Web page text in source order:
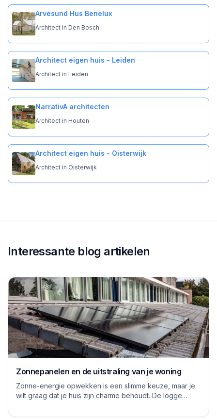
Arvesund Hus Benelux
Architect in Den Bosch
Architect eigen huis - Leiden
Architect in Leiden
NarrativA architecten
Architect in Houten
Architect eigen huis - Oisterwijk
Architect in Oisterwijk
Interessante blog artikelen
Zonnepanelen en de uitstraling van je woning
Zonne-energie opwekken is een slimme keuze, maar je
wilt graag dat je huis zijn charme behoudt. De logge